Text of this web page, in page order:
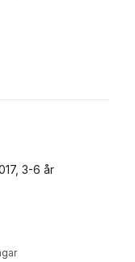
antal röster:
3-6 år
antal röster: